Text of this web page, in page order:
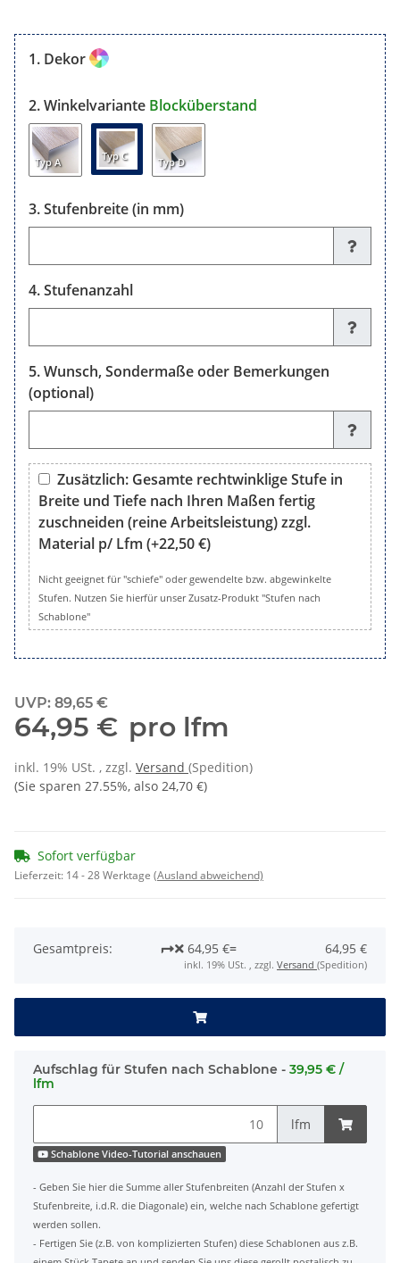
Dekor
Winkelvariante Blocküberstand
Typ A Typ C Typ D
Stufenbreite (in mm)
Stufenanzahl
Wunsch, Sondermaße oder Bemerkungen
(optional)
Zusätzlich: Gesamte rechtwinklige Stufe in
Breite und Tiefe nach Ihren Maßen fertig
zuschneiden (reine Arbeitsleistung) zzgl.
Material p/ Lfm (+22,50 €)
Zusätzlich: Gesamte rechtwinklige Stufe in Breite und
Nicht geeignet für "schiefe" oder gewendelte bzw. abgewinkelte
Stufen. Nutzen Sie hierfür unser Zusatz-Produkt "Stufen nach
Schablone"
UVP: 89,65 €
64,95 € pro lfm
inkl. 19% USt. , zzgl. Versand (Spedition)
(Sie sparen 27.55%, also 24,70 €)
Sofort verfügbar
Lieferzeit: 14 - 28 Werktage (Ausland abweichend)
Gesamtpreis: 64,95 €= 64,95 €
inkl. 19% USt. , zzgl. Versand (Spedition)
Aufschlag für Stufen nach Schablone - 39,95 € /
lfm
lfm
Schablone Video-Tutorial anschauen
- Geben Sie hier die Summe aller Stufenbreiten (Anzahl der Stufen x
Stufenbreite, i.d.R. die Diagonale) ein, welche nach Schablone gefertigt
werden sollen.
- Fertigen Sie (z.B. von komplizierten Stufen) diese Schablonen aus z.B.